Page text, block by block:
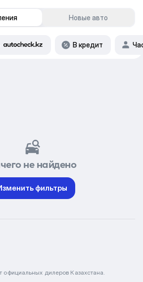
Новые авто
В кредит
не найдено
фильтры
официальных дилеров Казахстана.